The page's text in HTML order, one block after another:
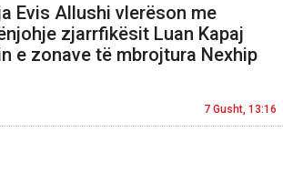
Evis Allushi vlerëson me
zjarrfikësit Luan Kapaj
e zonave të mbrojtura Nexhip
7 Gusht, 13:16